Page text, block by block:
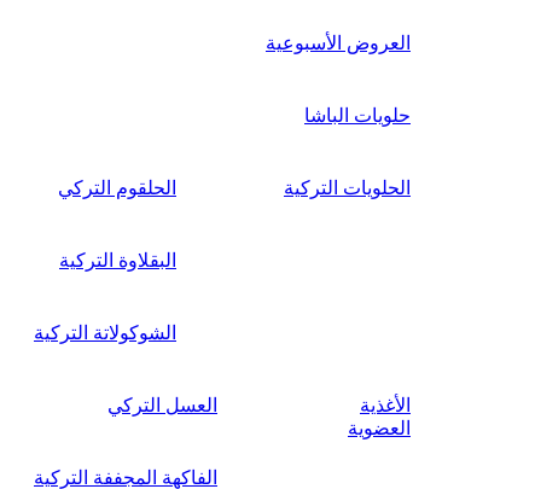
العروض الأسبوعية
حلويات الباشا
الحلويات التركية الحلقوم التركي
البقلاوة التركية
الشوكولاتة التركية
الأغذية
العضوية
العسل التركي
الفاكهة المجففة التركية